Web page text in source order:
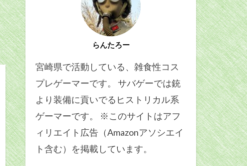
らんたろー
宮崎県で活動している、雑食性コス
プレゲーマーです。 サバゲーでは銃
より装備に貢いでるヒストリカル系
ゲーマーです。 ※このサイトはアフ
ィリエイト広告（Amazonアソシエイ
ト含む）を掲載しています。